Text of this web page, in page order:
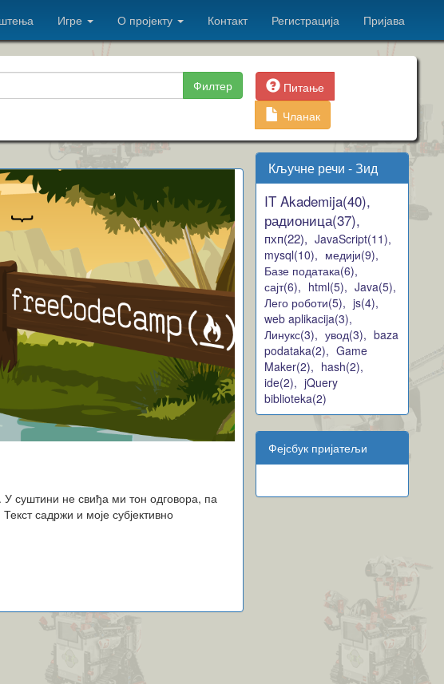
Игре О пројекту Контакт Регистрација Пријава
Филтер
Питање
Чланак
суштини не свиђа ми тон одговора, па
садржи и моје субјективно
Кључне речи - Зид
IT Akademija(40),
радионица(37),
пхп(22), JavaScript(11),
mysql(10), медији(9),
Базе података(6),
сајт(6), html(5), Java(5),
Лего роботи(5), js(4),
web aplikacija(3),
Линукс(3), увод(3), baza
podataka(2), Game
Maker(2), hash(2),
ide(2), jQuery
biblioteka(2)
Фејсбук пријатељи